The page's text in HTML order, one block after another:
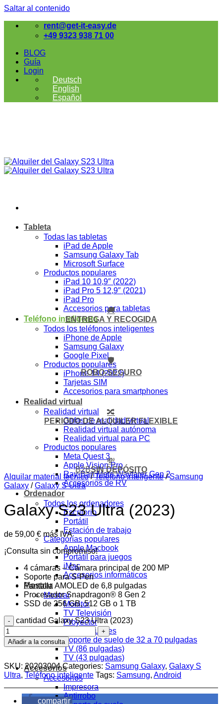
Saltar al contenido
rent@get-it-easy.de
+49 9323 938 71 00
BLOG
Guía
Login
Deutsch
English
Español
Tableta
Todas las tabletas
iPad de Apple
Samsung Galaxy Tab
Microsoft Surface
Productos populares
iPad 10 10,9″ (2022)
iPad Pro 5 12,9″ (2021)
iPad Pro
Accesorios para tabletas
Teléfono inteligente
Todos los teléfonos inteligentes
iPhone de Apple
Samsung Galaxy
Google Pixel
Productos populares
iPhone 14 (2022)
Tarjetas SIM
Accesorios para smartphones
Realidad virtual
Realidad virtual
Gafas de realidad virtual
Realidad virtual autónoma
Realidad virtual para PC
Productos populares
Meta Quest 3
Apple Vision Pro
Ray-Ban Meta Wayfarer Gen 2
Accesorios de RV
Ordenador
Todos los ordenadores
Escritorio
Portátil
Estación de trabajo
Categorías populares
Apple Macbook
Portátil para juegos
iMac
Accesorios informáticos
Mostrar
Mostrar
Monitor
TV Televisión
Proyector
Productos populares
Soporte de suelo de 32 a 70 pulgadas
TV (86 pulgadas)
TV (43 pulgadas)
Accesorios
Accesorios
Impresora
Antirrobo
🚚
ENTREGA Y RECOGIDA
🛡️
ROBO-SEGURO
🔀
PERIODO DE ALQUILER FLEXIBLE
💸
B2BSIN DEPÓSITO
Alquilar material técnico / Teléfono inteligente / Samsung
Galaxy / Galaxy S Ultra
Galaxy S23 Ultra (2023)
de 59,00 € más IVA
¡Consulta sin compromiso!
4 cámaras – Cámara principal de 200 MP
Soporte para S-Pen
Pantalla AMOLED de 6,8 pulgadas
Procesador Snapdragon® 8 Gen 2
SSD de 256 GB, 512 GB o 1 TB
cantidad Galaxy S23 Ultra (2023)
Añadir a la consulta
SKU: 20203004 Categories: Samsung Galaxy, Galaxy S
Ultra, Teléfono inteligente Tags: Samsung, Android
compartir